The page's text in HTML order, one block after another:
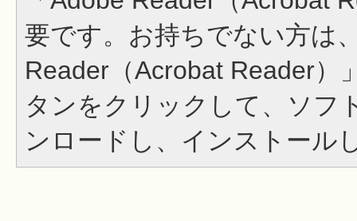
要です。お持ちでない方は
Reader（Acrobat Reader）
タンをクリックして、ソフ
ンロードし、インストール